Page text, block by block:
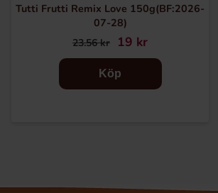
Tutti Frutti Remix Love 150g(BF:2026-
07-28)
23.56 kr 19 kr
Köp